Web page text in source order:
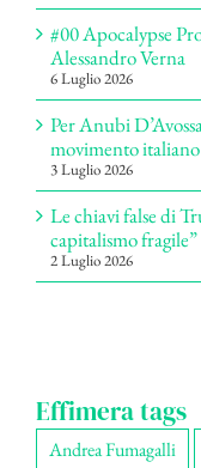
#00 Apocalypse
Alessandro Verna
6 Luglio 2026
Per Anubi
movimento
3 Luglio 2026
Le chiavi false di
capitalismo
2 Luglio 2026
Effimera tags
Andrea Fumagalli